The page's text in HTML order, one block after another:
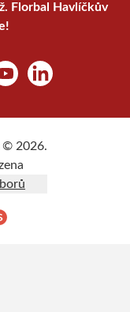
Florbal Havlíčkův
LinkedIn
© 2026.